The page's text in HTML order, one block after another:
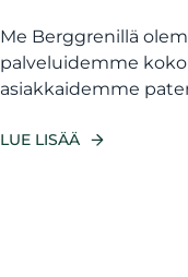
Me Berggrenillä
palveluidemme
asiakkaidemme
LUE LISÄÄ